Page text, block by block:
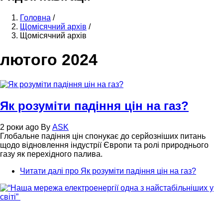
Головна /
Щомісячний архів /
Щомісячний архів
лютого 2024
Як розуміти падіння цін на газ?
2 роки ago By ASK
Глобальне падіння цін спонукає до серйозніших питань
щодо відновлення індустрії Європи та ролі природнього
газу як перехідного палива.
Читати далі про Як розуміти падіння цін на газ?